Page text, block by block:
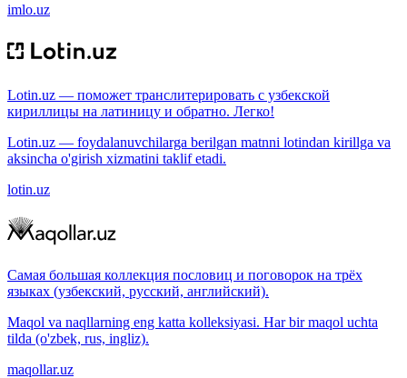
imlo.uz
Lotin.uz — поможет транслитерировать с узбекской
кириллицы на латиницу и обратно. Легко!
Lotin.uz — foydalanuvchilarga berilgan matnni lotindan kirillga va
aksincha o'girish xizmatini taklif etadi.
lotin.uz
Самая большая коллекция пословиц и поговорок на трёх
языках (узбекский, русский, английский).
Maqol va naqllarning eng katta kolleksiyasi. Har bir maqol uchta
tilda (o'zbek, rus, ingliz).
maqollar.uz